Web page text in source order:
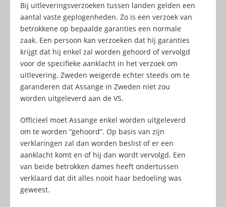
Bij uitleveringsverzoeken tussen landen gelden een
aantal vaste geplogenheden. Zo is een verzoek van
betrokkene op bepaalde garanties een normale
zaak. Een persoon kan verzoeken dat hij garanties
krijgt dat hij enkel zal worden gehoord of vervolgd
voor de specifieke aanklacht in het verzoek om
uitlevering. Zweden weigerde echter steeds om te
garanderen dat Assange in Zweden niet zou
worden uitgeleverd aan de VS.
Officieel moet Assange enkel worden uitgeleverd
om te worden “gehoord”. Op basis van zijn
verklaringen zal dan worden beslist of er een
aanklacht komt en of hij dan wordt vervolgd. Een
van beide betrokken dames heeft ondertussen
verklaard dat dit alles nooit haar bedoeling was
geweest.